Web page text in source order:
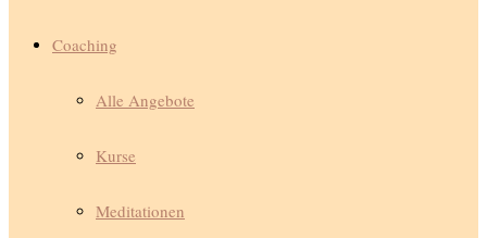
Coaching
Alle Angebote
Kurse
Meditationen